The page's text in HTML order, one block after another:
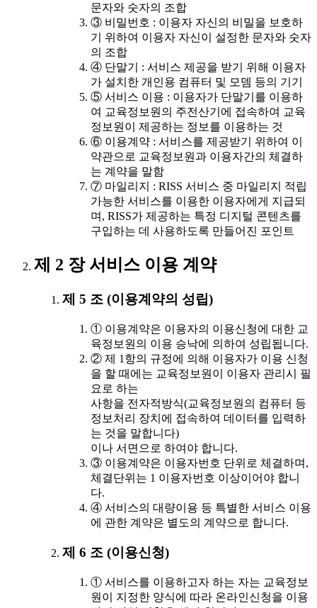
문자와 숫자의 조합
③ 비밀번호 : 이용자 자신의 비밀을 보호하
기 위하여 이용자 자신이 설정한 문자와 숫자
의 조합
④ 단말기 : 서비스 제공을 받기 위해 이용자
가 설치한 개인용 컴퓨터 및 모뎀 등의 기기
⑤ 서비스 이용 : 이용자가 단말기를 이용하
여 교육정보원의 주전산기에 접속하여 교육
정보원이 제공하는 정보를 이용하는 것
⑥ 이용계약 : 서비스를 제공받기 위하여 이
약관으로 교육정보원과 이용자간의 체결하
는 계약을 말함
⑦ 마일리지 : RISS 서비스 중 마일리지 적립
가능한 서비스를 이용한 이용자에게 지급되
며, RISS가 제공하는 특정 디지털 콘텐츠를
구입하는 데 사용하도록 만들어진 포인트
제 2 장 서비스 이용 계약
제 5 조 (이용계약의 성립)
① 이용계약은 이용자의 이용신청에 대한 교
육정보원의 이용 승낙에 의하여 성립됩니다.
② 제 1항의 규정에 의해 이용자가 이용 신청
을 할 때에는 교육정보원이 이용자 관리시 필
요로 하는
사항을 전자적방식(교육정보원의 컴퓨터 등
정보처리 장치에 접속하여 데이터를 입력하
는 것을 말합니다)
이나 서면으로 하여야 합니다.
③ 이용계약은 이용자번호 단위로 체결하며,
체결단위는 1 이용자번호 이상이어야 합니
다.
④ 서비스의 대량이용 등 특별한 서비스 이용
에 관한 계약은 별도의 계약으로 합니다.
제 6 조 (이용신청)
① 서비스를 이용하고자 하는 자는 교육정보
원이 지정한 양식에 따라 온라인신청을 이용